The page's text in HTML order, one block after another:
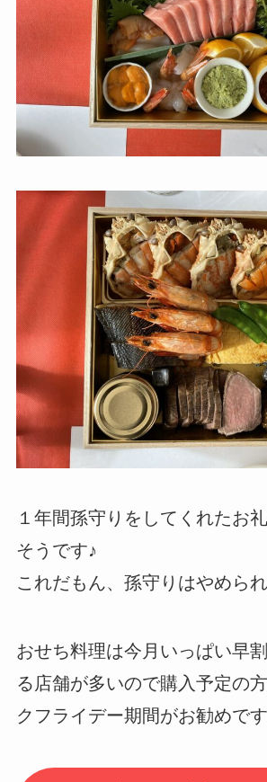
１年間孫守りをしてくれたお
そうです♪
これだもん、孫守りはやめら
おせち料理は今月いっぱい早
る店舗が多いので購入予定の
クフライデー期間がお勧めです